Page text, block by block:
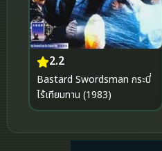
2.2
Bastard Swordsman กระบี่
ไร้เทียมทาน (1983)